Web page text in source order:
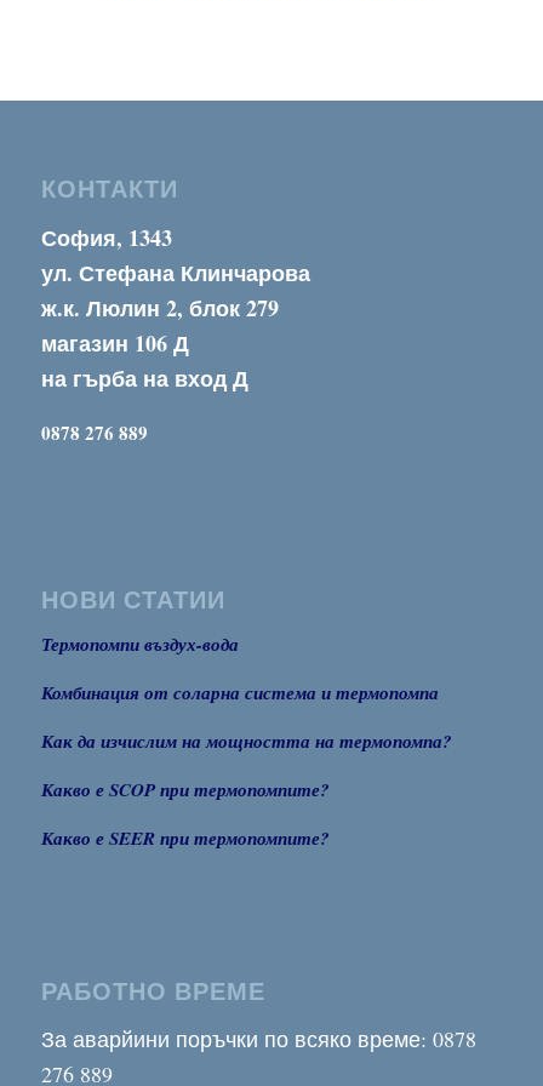
26,80 €
КОНТАКТИ
София, 1343
ул. Стефана Клинчарова
ж.к. Люлин 2, блок 279
магазин 106 Д
на гърба на вход Д
0878 276 889
НОВИ СТАТИИ
Термопомпи въздух-вода
Комбинация от соларна система и термопомпа
Как да изчислим на мощността на термопомпа?
Какво е SCOP при термопомпите?
Какво е SEER при термопомпите?
РАБОТНО ВРЕМЕ
За аварйини поръчки по всяко време: 0878
276 889